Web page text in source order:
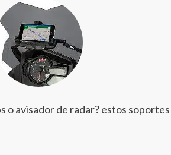
o avisador de radar? estos soportes